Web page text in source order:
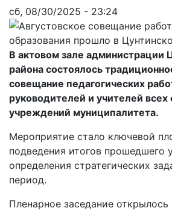
сб, 08/30/2025 - 23:24
В актовом зале администрации
района состоялось
совещание педагогических
руководителей и учителей всех
учреждений муниципалитета.
Мероприятие стало ключевой
подведения итогов прошедшего
определения стратегических
период.
Пленарное заседание открылось